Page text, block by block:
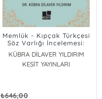
Memlük - Kıpçak Türkçesi
Söz Varlığı İncelemesi:
Mutfak ve Yemek
Kültürüne Ait İsimler
KÜBRA DİLAVER YILDIRIM
KESİT YAYINLARI
₺646,00